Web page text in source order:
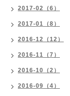
2017-02（6）
2017-01（8）
2016-12（12）
2016-11（7）
2016-10（2）
2016-09（4）